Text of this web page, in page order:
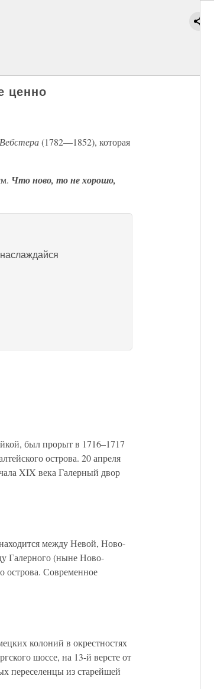
ценно
(1782—1852), которая
Что ново, то не хорошо,
был прорыт в 1716–1717
острова. 20 апреля
XIX века Галерный двор
между Невой, Ново-
Галерного (ныне Ново-
острова. Современное
колоний в окрестностях
шоссе, на 13-й версте от
переселенцы из старейшей